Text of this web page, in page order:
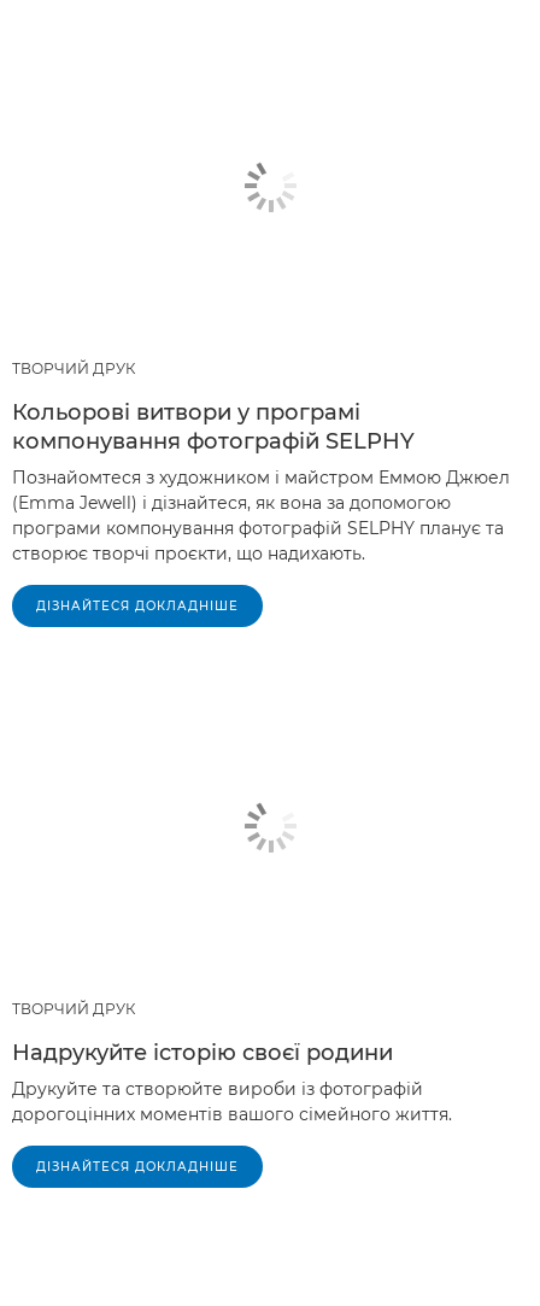
ТВОРЧИЙ ДРУК
Кольорові витвори у програмі
компонування фотографій SELPHY
Познайомтеся з художником і майстром Еммою Джюел
(Emma Jewell) і дізнайтеся, як вона за допомогою
програми компонування фотографій SELPHY планує та
створює творчі проєкти, що надихають.
ДІЗНАЙТЕСЯ ДОКЛАДНІШЕ
ТВОРЧИЙ ДРУК
Надрукуйте історію своєї родини
Друкуйте та створюйте вироби із фотографій
дорогоцінних моментів вашого сімейного життя.
ДІЗНАЙТЕСЯ ДОКЛАДНІШЕ